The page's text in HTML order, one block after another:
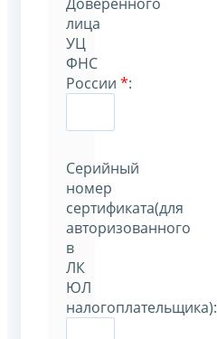
лица
УЦ
ФНС
России *:
Серийный
номер
сертификата(для
авторизованного
в
ЛК
ЮЛ
налогоплательщика):